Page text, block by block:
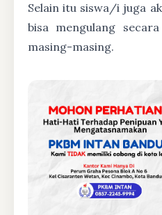
Selain itu siswa/i juga
bisa mengulang
masing-masing.